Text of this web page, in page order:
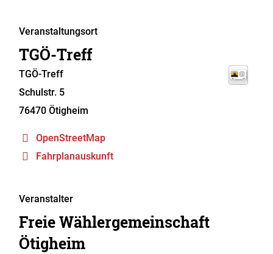
Veranstaltungsort
TGÖ-Treff
TGÖ-Treff
Schulstr. 5
76470 Ötigheim
OpenStreetMap
Fahrplanauskunft
Veranstalter
Freie Wählergemeinschaft
Ötigheim